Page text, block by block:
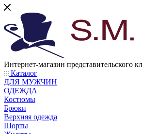
Интернет-магазин представительского
Каталог
ДЛЯ МУЖЧИН
ОДЕЖДА
Костюмы
Брюки
Верхняя одежда
Шорты